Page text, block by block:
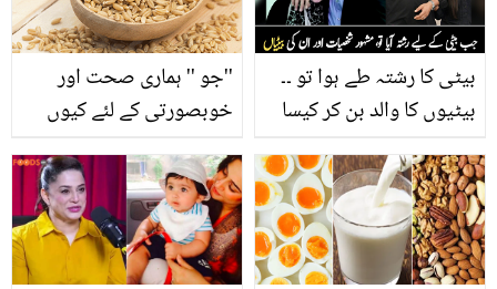
''جو '' ہماری صحت اور
خوبصورتی کے لئے کیوں
ضروری ہے؟ جانیں اس کے
لاتعداد فوائد
بیٹی کا رشتہ طے ہوا تو ۔۔
بیٹیوں کا والد بن کر کیسا
لگتا ہے؟ مشہور شخصیات
کے دلچسپ خیالات، جانیے